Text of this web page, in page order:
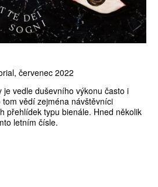
červenec 2022
je vedle duševního výkonu často i
vědí zejména návštěvníci
přehlídek typu bienále. Hned několik
letním čísle.